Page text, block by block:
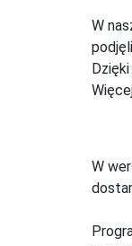
W
W